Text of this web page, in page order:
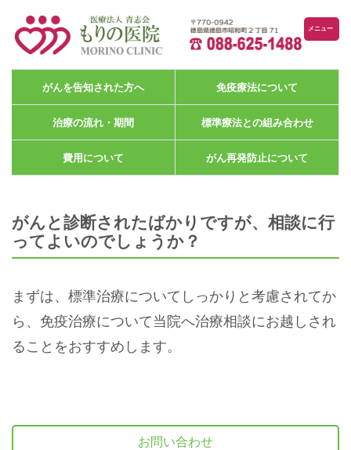
メニュー
がんを告知された方へ 免疫療法について
治療の流れ・期間 標準療法との組み合わせ
費用について がん再発防止について
がんと診断されたばかりですが、相談に行
ってよいのでしょうか？
まずは、標準治療についてしっかりと考慮されてか
ら、免疫治療について当院へ治療相談にお越しされ
ることをおすすめします。
お問い合わせ